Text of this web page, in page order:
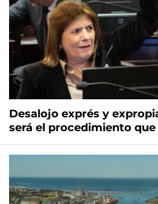
Desalojo exprés y
será el procedimiento